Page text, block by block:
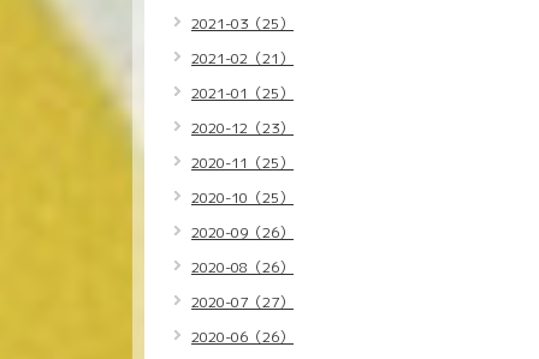
2021-03（25）
2021-02（21）
2021-01（25）
2020-12（23）
2020-11（25）
2020-10（25）
2020-09（26）
2020-08（26）
2020-07（27）
2020-06（26）